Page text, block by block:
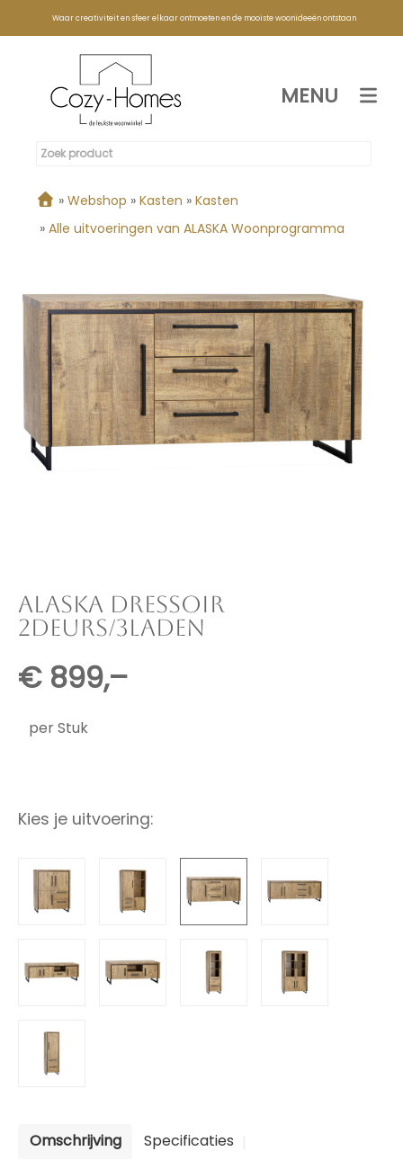
Waar creativiteit en sfeer elkaar ontmoeten en de mooiste woonideeën ontstaan
MENU
» Webshop » Kasten » Kasten
» Alle uitvoeringen van ALASKA Woonprogramma
ALASKA DRESSOIR
2DEURS/3LADEN
€ 899,–
per Stuk
Kies je uitvoering:
Omschrijving
Specificaties